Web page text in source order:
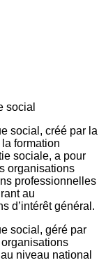
social, créé par la
formation
sociale, a pour
organisations
professionnelles
au
d’intérêt général.
social, géré par
organisations
niveau national